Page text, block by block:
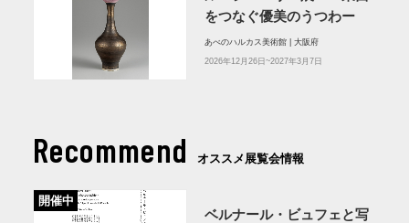
をつなぐ優美のうつわー
あべのハルカス美術館 | 大阪府
2026年12月26日~2027年3月7日
Recommend オススメ展覧会情報
開催中
ベルナール・ビュフェと写